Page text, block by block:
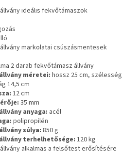
ideális fekvőtámaszok
markolatai csúszásmentesek
2 darab fekvőtámasz állvány
méretei: hossz 25 cm, szélesség
14,5 cm
12 cm
35 mm
anyaga: acél
polipropilén
súlya: 850 g
terhelhetősége: 120 kg
alkalmas a felsőtest erősítésére